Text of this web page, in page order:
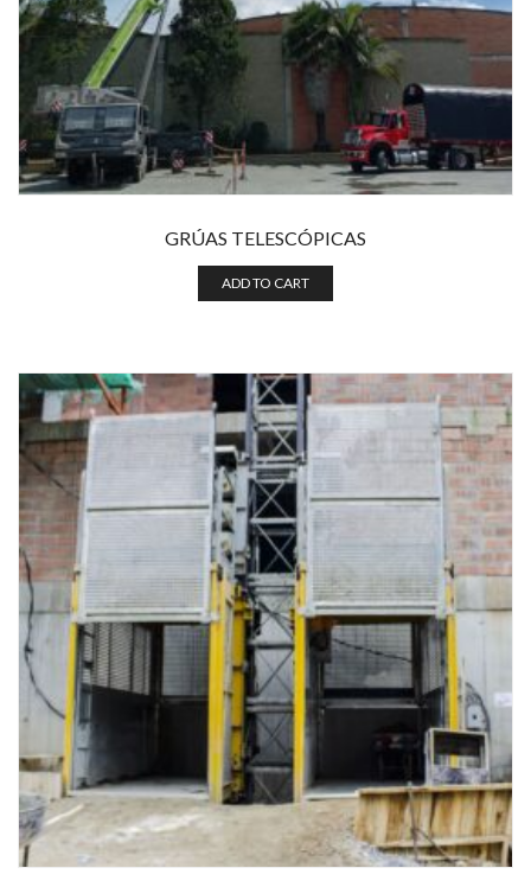
GRÚAS TELESCÓPICAS
ADD TO CART